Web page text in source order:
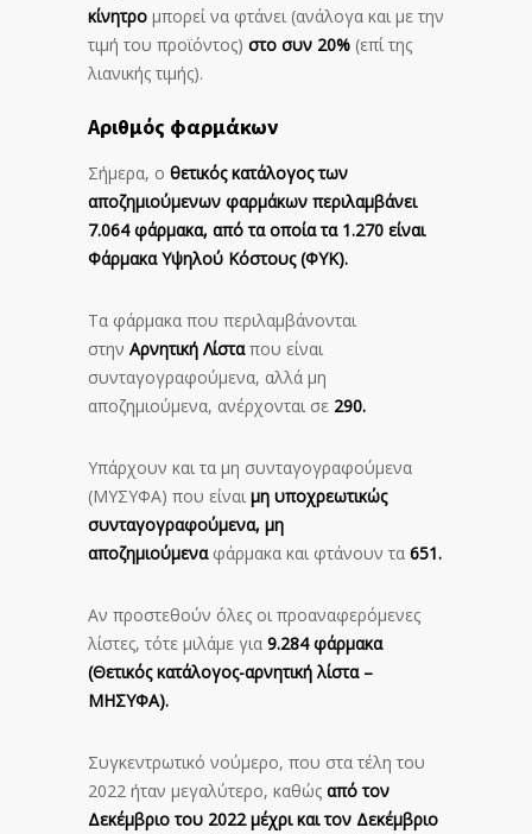
κίνητρο μπορεί να φτάνει (ανάλογα και με την
τιμή του προϊόντος) στο συν 20% (επί της
λιανικής τιμής).
Αριθμός φαρμάκων
Σήμερα, ο θετικός κατάλογος των
αποζημιούμενων φαρμάκων περιλαμβάνει
7.064 φάρμακα, από τα οποία τα 1.270 είναι
Φάρμακα Υψηλού Κόστους (ΦΥΚ).
Τα φάρμακα που περιλαμβάνονται
στην Αρνητική Λίσταπου είναι
συνταγογραφούμενα, αλλά μη
αποζημιούμενα, ανέρχονται σε 290.
Υπάρχουν και τα μη συνταγογραφούμενα
(ΜΥΣΥΦΑ) που είναιμη υποχρεωτικώς
συνταγογραφούμενα, μη
αποζημιούμεναφάρμακα και φτάνουν τα 651.
Αν προστεθούν όλες οι προαναφερόμενες
λίστες, τότε μιλάμε για 9.284 φάρμακα
(Θετικός κατάλογος-αρνητική λίστα –
ΜΗΣΥΦΑ).
Συγκεντρωτικό νούμερο, που στα τέλη του
2022 ήταν μεγαλύτερο, καθώς από τον
Δεκέμβριο του 2022 μέχρι και τον Δεκέμβριο